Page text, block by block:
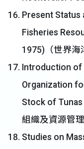
Present
Fisheries
1975)（世界海
Introduction of
Organization
Stock of
組織及資源管
Studies on